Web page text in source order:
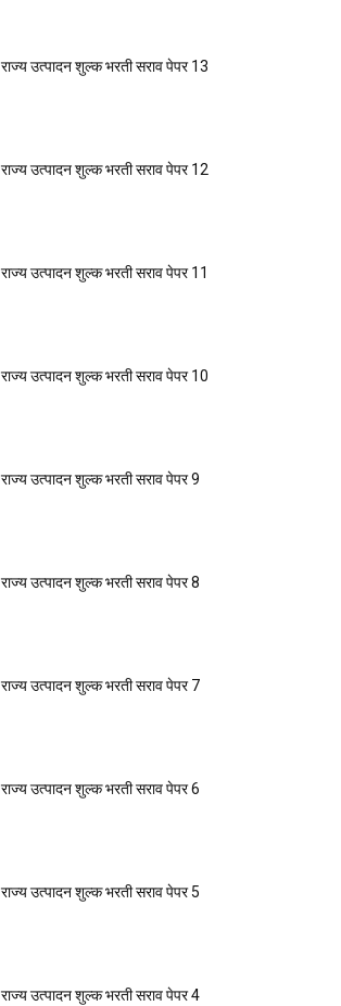
राज्य उत्पादन शुल्क भरती सराव पेपर 13
राज्य उत्पादन शुल्क भरती सराव पेपर 12
राज्य उत्पादन शुल्क भरती सराव पेपर 11
राज्य उत्पादन शुल्क भरती सराव पेपर 10
राज्य उत्पादन शुल्क भरती सराव पेपर 9
राज्य उत्पादन शुल्क भरती सराव पेपर 8
राज्य उत्पादन शुल्क भरती सराव पेपर 7
राज्य उत्पादन शुल्क भरती सराव पेपर 6
राज्य उत्पादन शुल्क भरती सराव पेपर 5
राज्य उत्पादन शुल्क भरती सराव पेपर 4